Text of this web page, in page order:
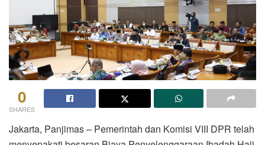
0
SHARES
Jakarta, Panjimas – Pemerintah dan Komisi VIII DPR telah